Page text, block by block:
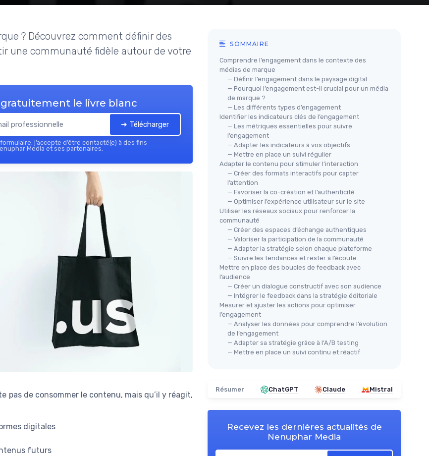
? Découvrez comment définir des
une communauté fidèle autour de votre
le livre blanc
➔ Télécharger
j’accepte d’être contacté(e) à des fins
Media et ses partenaires.
de consommer le contenu, mais qu’il y réagit,
digitales
futurs
SOMMAIRE
Comprendre l’engagement dans le contexte des
médias de marque
— Définir l’engagement dans le paysage digital
— Pourquoi l’engagement est-il crucial pour un média
de marque ?
— Les différents types d’engagement
Identifier les indicateurs clés de l’engagement
— Les métriques essentielles pour suivre
l’engagement
— Adapter les indicateurs à vos objectifs
— Mettre en place un suivi régulier
Adapter le contenu pour stimuler l’interaction
— Créer des formats interactifs pour capter
l’attention
— Favoriser la co-création et l’authenticité
— Optimiser l’expérience utilisateur sur le site
Utiliser les réseaux sociaux pour renforcer la
communauté
— Créer des espaces d’échange authentiques
— Valoriser la participation de la communauté
— Adapter la stratégie selon chaque plateforme
— Suivre les tendances et rester à l’écoute
Mettre en place des boucles de feedback avec
l’audience
— Créer un dialogue constructif avec son audience
— Intégrer le feedback dans la stratégie éditoriale
Mesurer et ajuster les actions pour optimiser
l’engagement
— Analyser les données pour comprendre l’évolution
de l’engagement
— Adapter sa stratégie grâce à l’A/B testing
— Mettre en place un suivi continu et réactif
Résumer ChatGPT Claude Mistral
Recevez les dernières actualités de
Nenuphar Media